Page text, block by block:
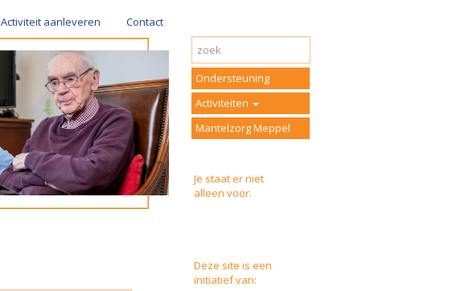
Activiteit aanleveren Contact
Ondersteuning
Activiteiten
Mantelzorg Meppel
Je staat er niet
alleen voor.
Deze site is een
initiatief van: